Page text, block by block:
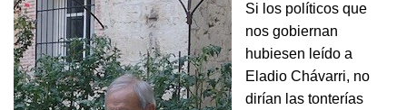
Si los políticos que
nos gobiernan
hubiesen leído a
Eladio Chávarri, no
dirían las tonterías